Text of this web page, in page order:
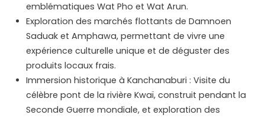
emblématiques Wat Pho et Wat Arun.
Exploration des marchés flottants de Damnoen
Saduak et Amphawa, permettant de vivre une
expérience culturelle unique et de déguster des
produits locaux frais.
Immersion historique à Kanchanaburi : Visite du
célèbre pont de la rivière Kwaï, construit pendant la
Seconde Guerre mondiale, et exploration des